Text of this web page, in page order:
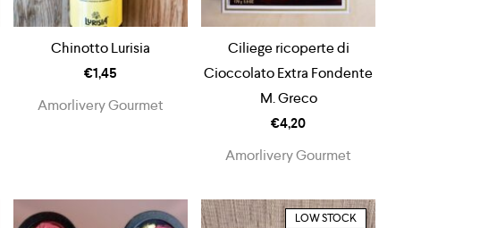
Chinotto Lurisia
€1,45
Amorlivery Gourmet
Ciliege ricoperte di
Cioccolato Extra Fondente
M. Greco
€4,20
Amorlivery Gourmet
LOW STOCK